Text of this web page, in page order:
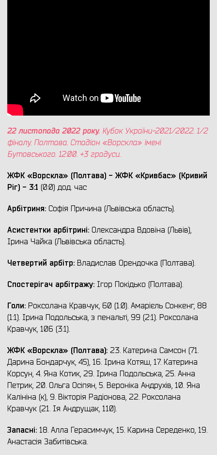
22 листопада 2022 року. Кубок України-2021/2022. 1/2
фіналу. Полтава. Стадіон «Ворскла» імені
Бутовського. 12:00. +3 градуси.
ЖФК «Ворскла» (Полтава) - ЖФК «Кривбас» (Кривий
Ріг) - 3:1 (0:0) дод. час
Арбітриня: Софія Причина (Львівська область).
Асистентки арбітрині: Олександра Вдовіна (Львів),
Ірина Чайка (Львівська область).
Четвертий арбітр: Владислав Орендочка (Полтава).
Спостерігач арбітражу: Ігор Покідько (Полтава).
Голи: Роксолана Кравчук, 60 (1:0). Амарієль Сонкенг, 88
(1:1). Ірина Подольська, з пенальті, 99 (2:1). Роксолана
Кравчук, 106 (3:1).
ЖФК «Ворскла» (Полтава): 23. Катерина Самсон (71.
Дарина Бондарчук, 45), 16. Ірина Котяш, 17. Катерина
Корсун, 4. Яна Котик, 29. Ірина Подольська, 25. Анна
Петрик, 20. Ольга Осіпян, 5. Вероніка Андрухів, 10. Яна
Калініна (к), 9. Вікторія Радіонова, 22. Роксолана
Кравчук (21. Ія Андрущак, 110).
Запасні: 18. Алла Герасимчук, 15. Карина Середенко, 19.
Анастасія Забитівська.